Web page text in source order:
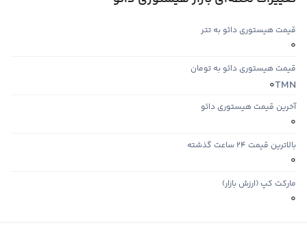
قیمت هیستوری دائو به تتر
0
قیمت هیستوری دائو به تومان
TMN
0
آخرین قیمت هیستوری دائو
0
بالاترین قیمت ۲۴ ساعت گذشته
0
مارکت کپ (ارزش بازار)
0